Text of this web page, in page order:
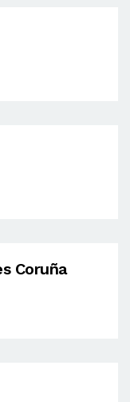
Coruña